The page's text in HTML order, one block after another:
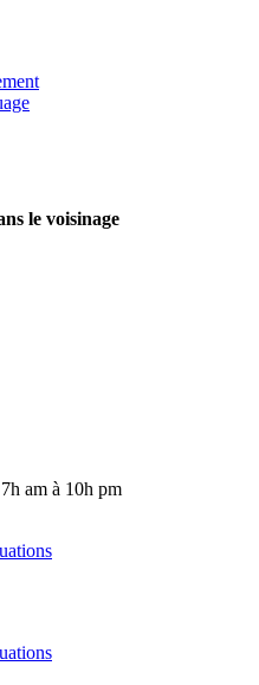
le voisinage
am à 10h pm